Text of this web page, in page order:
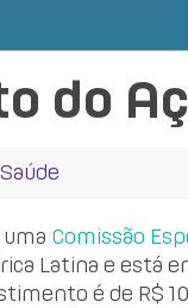
do
Saúde
Comissão
Latina e está
é de R$